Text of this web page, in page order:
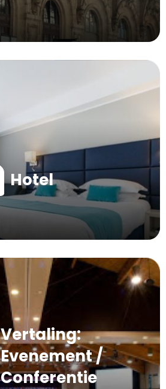
Hotel
Vertaling:
Evenement /
Conferentie